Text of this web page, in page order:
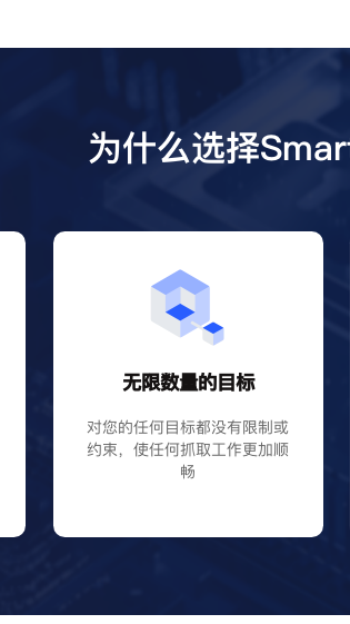
为什么选择
无限数量的目标
对您的任何目标都没有限制或
约束，使任何抓取工作更加顺
畅